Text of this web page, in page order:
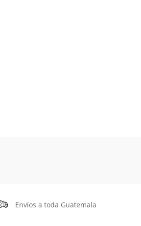
Envíos a toda Guatemala